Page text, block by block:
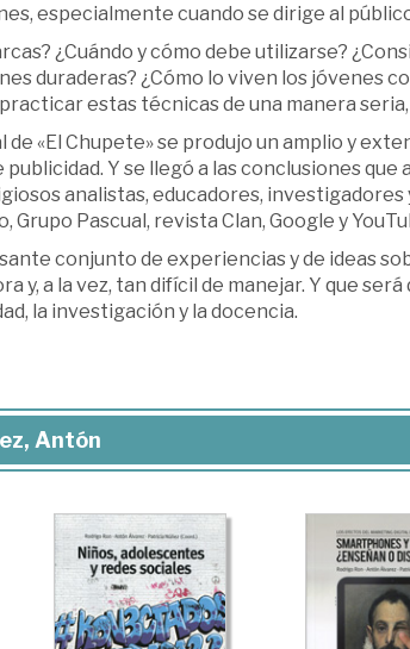
especialmente cuando se dirige al
¿Cuándo y cómo debe utilizarse?
duraderas? ¿Cómo lo viven los jóvenes
estas técnicas de una manera
«El Chupete» se produjo un amplio y
Y se llegó a las conclusiones que
analistas, educadores,
Grupo Pascual, revista Clan, Google y
conjunto de experiencias y de ideas
y, a la vez, tan difícil de manejar. Y que
la investigación y la docencia.
Antón